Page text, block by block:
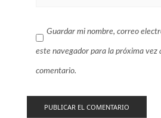
Guardar mi nombre, correo
este navegador para la próxima vez
comentario.